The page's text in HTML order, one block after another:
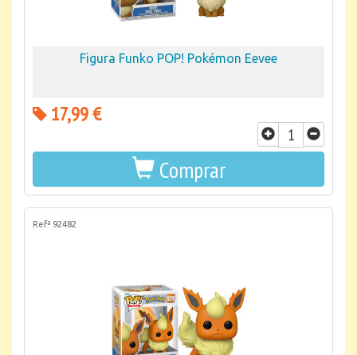
Figura Funko POP! Pokémon Eevee
17,99 €
Comprar
Refª 92482